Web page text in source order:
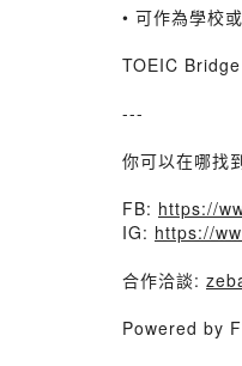
• 可作為學校
TOEIC
---
你可以在哪找
FB: https://
IG: https://
合作洽談:
Powered by